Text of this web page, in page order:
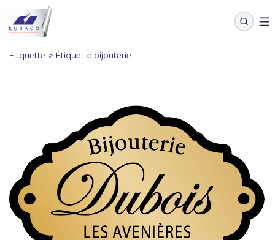
Étiquette > Étiquette bijouterie